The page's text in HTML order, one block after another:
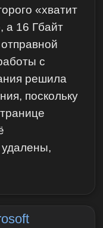
«хватит
а 16 Гбайт
с
решила
поскольку